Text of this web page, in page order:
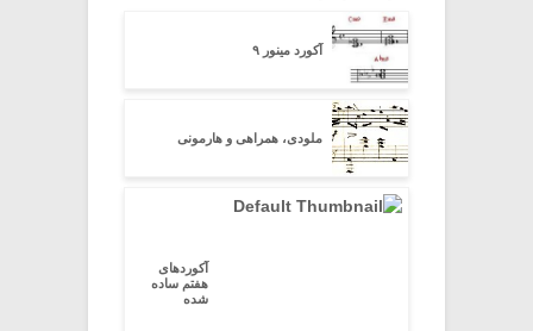
آکورد مینور ۹
ملودی، همراهی و هارمونی
آکوردهای
هفتم ساده